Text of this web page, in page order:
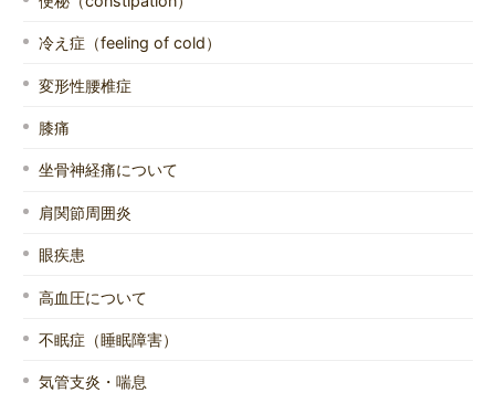
冷え症（feeling of cold）
変形性腰椎症
膝痛
坐骨神経痛について
肩関節周囲炎
眼疾患
高血圧について
不眠症（睡眠障害）
気管支炎・喘息